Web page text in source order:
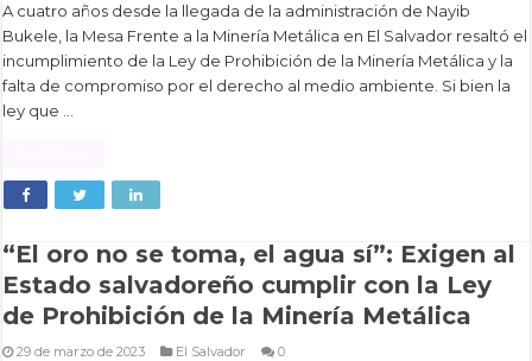
A cuatro años desde la llegada de la administración de Nayib
Bukele, la Mesa Frente a la Minería Metálica en El Salvador resaltó el
incumplimiento de la Ley de Prohibición de la Minería Metálica y la
falta de compromiso por el derecho al medio ambiente. Si bien la
ley que …
“El oro no se toma, el agua sí”: Exigen al
Estado salvadoreño cumplir con la Ley
de Prohibición de la Minería Metálica
29 de marzo de 2023 El Salvador 0